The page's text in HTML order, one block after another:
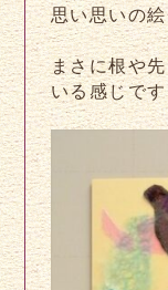
思い思いの
まさに根や
いる感じで